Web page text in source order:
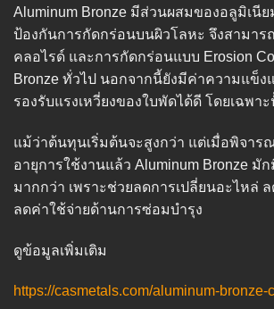
Aluminum Bronze มีส่วนผสมของอลูมิเนี
ป้องกันการกัดกร่อนบนผิวโลหะ จึงสามาร
คลอไรด์ และการกัดกร่อนแบบ Erosion
Bronze ทั่วไป นอกจากนี้ยังมีค่าความแข็ง
รองรับแรงเหวี่ยงของใบพัดได้ดี โดยเฉพ
แม้ว่าต้นทุนเริ่มต้นจะสูงกว่า แต่เมื่อพิจาร
อายุการใช้งานแล้ว Aluminum Bronze มั
มากกว่า เพราะช่วยลดการเปลี่ยนอะไหล่ ล
ลดค่าใช้จ่ายด้านการซ่อมบำรุง
ดูข้อมูลเพิ่มเติม
https://casmetals.com/aluminum-bronze-